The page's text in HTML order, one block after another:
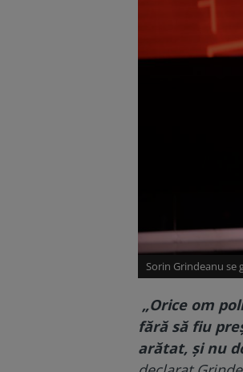
Sorin Grindeanu se
„Orice om
fără să fiu
arătat, și nu